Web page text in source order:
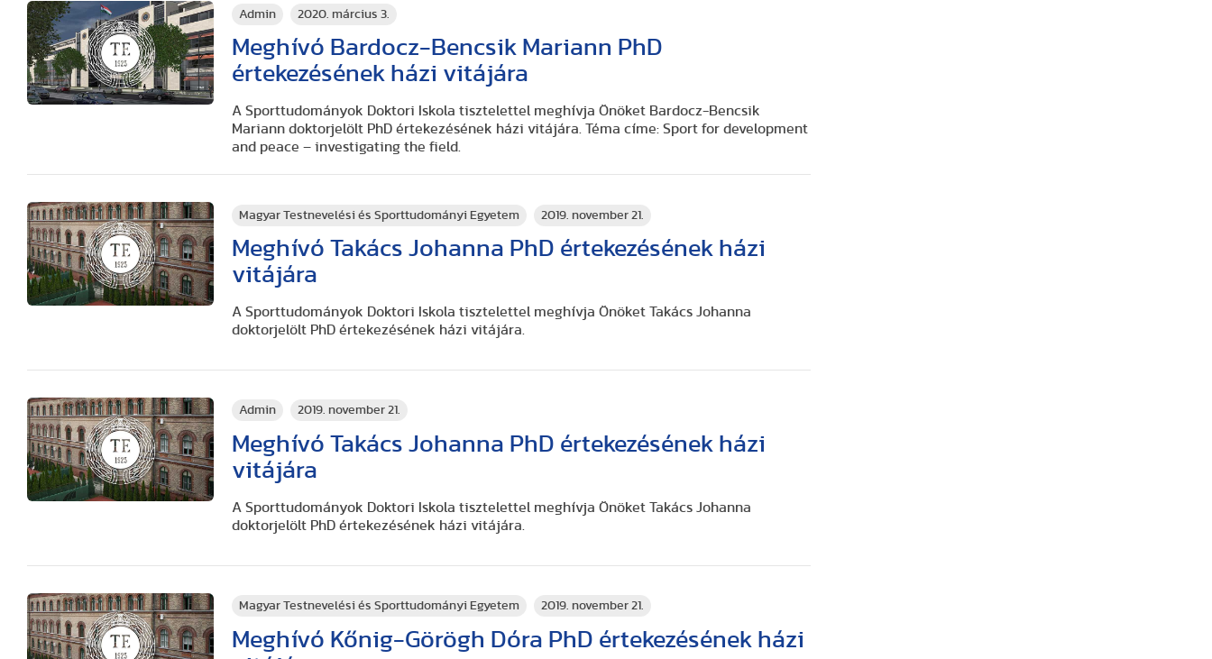
Admin 2020. március 3.
Meghívó Bardocz-Bencsik Mariann PhD
értekezésének házi vitájára
A Sporttudományok Doktori Iskola tisztelettel meghívja Önöket Bardocz-Bencsik
Mariann doktorjelölt PhD értekezésének házi vitájára. Téma címe: Sport for development
and peace – investigating the field.
Magyar Testnevelési és Sporttudományi Egyetem 2019. november 21.
Meghívó Takács Johanna PhD értekezésének házi
vitájára
A Sporttudományok Doktori Iskola tisztelettel meghívja Önöket Takács Johanna
doktorjelölt PhD értekezésének házi vitájára.
Admin 2019. november 21.
Meghívó Takács Johanna PhD értekezésének házi
vitájára
A Sporttudományok Doktori Iskola tisztelettel meghívja Önöket Takács Johanna
doktorjelölt PhD értekezésének házi vitájára.
Magyar Testnevelési és Sporttudományi Egyetem 2019. november 21.
Meghívó Kőnig-Görögh Dóra PhD értekezésének házi